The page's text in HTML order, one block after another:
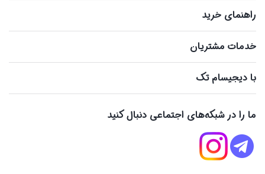
راهنمای خرید
خدمات مشتریان
با دیجیسام تک
ما را در شبکه‌های اجتماعی دنبال کنید